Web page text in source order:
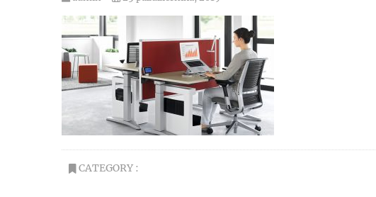
CATEGORY :